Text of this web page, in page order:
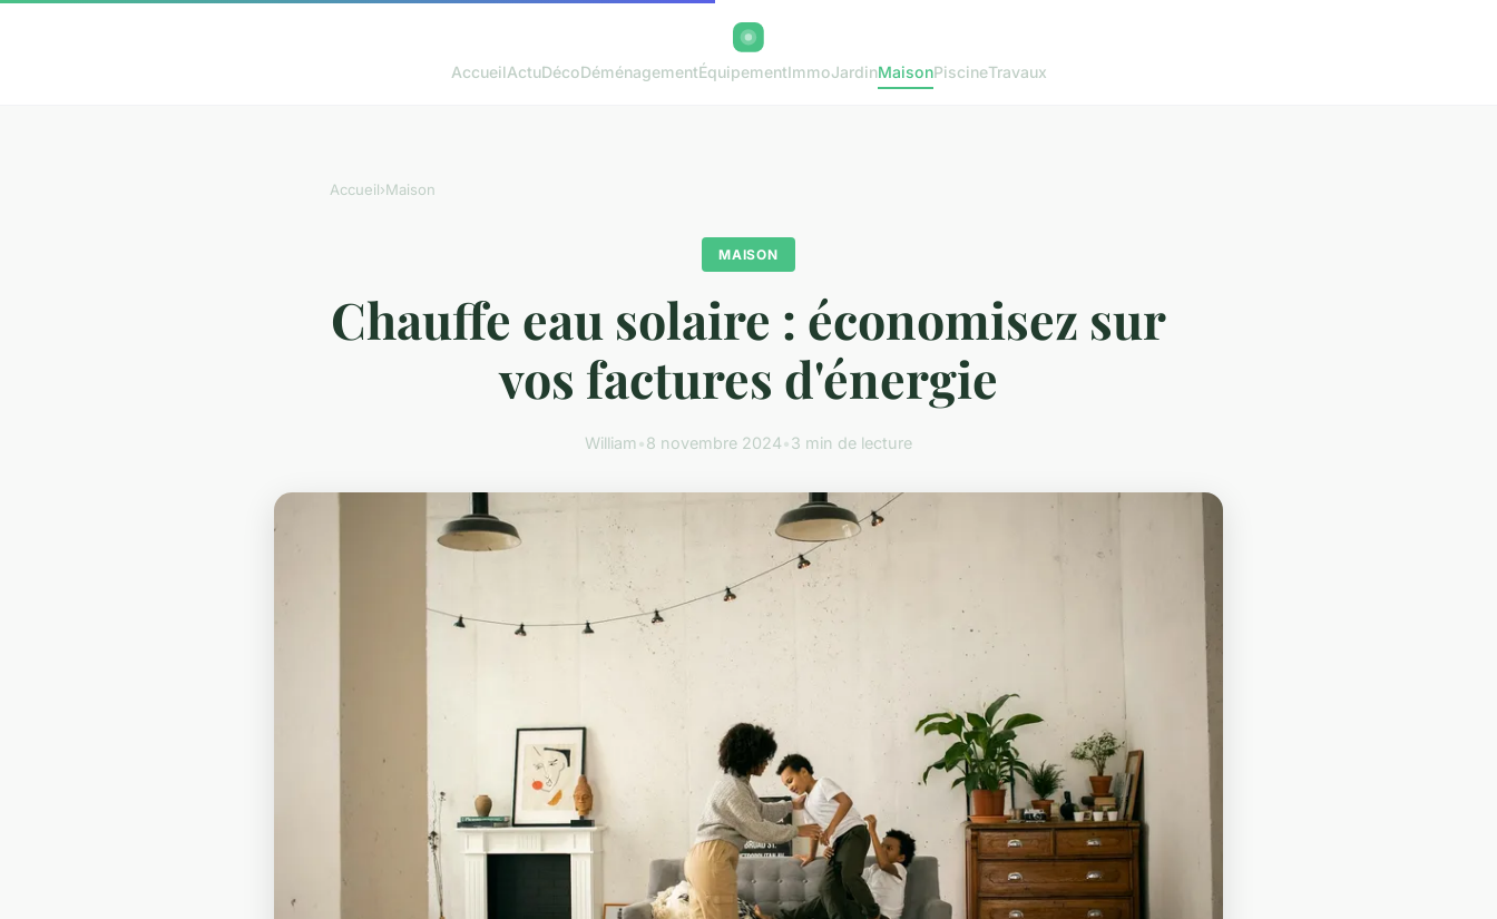
AccueilActuDécoDéménagementÉquipementImmoJardinMaisonPiscineTravaux
Accueil›Maison
MAISON
Chauffe eau solaire : économisez sur
vos factures d'énergie
William•8 novembre 2024•3 min de lecture